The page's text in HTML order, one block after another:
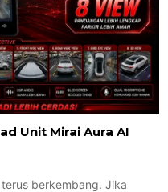
Unit Mirai Aura AI
berkembang. Jika